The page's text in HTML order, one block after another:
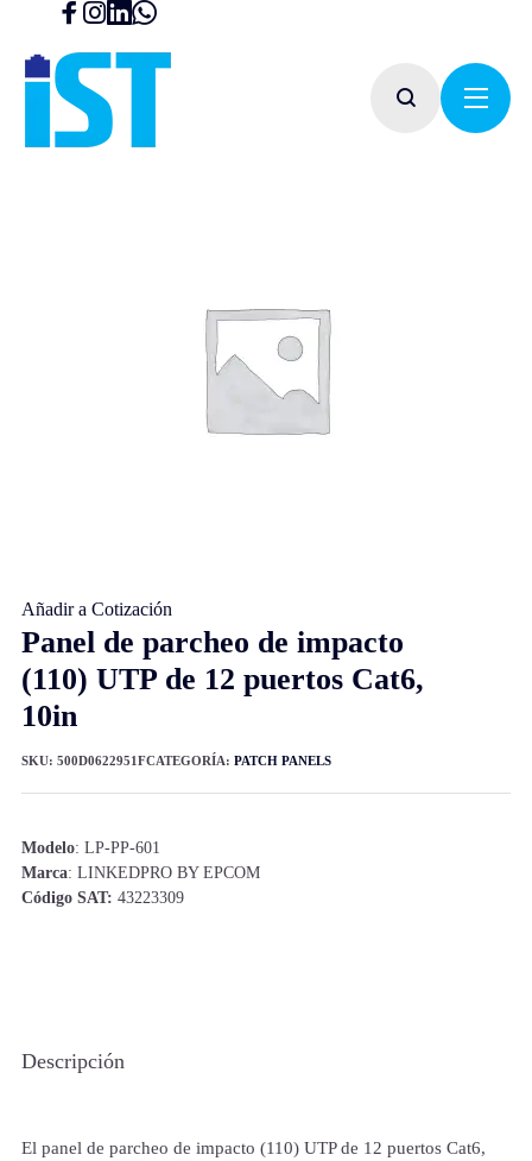
Panel de parcheo de impacto
(110) UTP de 12 puertos Cat6,
10in
Modelo: LP-PP-601
Marca: LINKEDPRO BY EPCOM
Código SAT: 43223309
Añadir a Cotización
SKU: 500D0622951FCATEGORÍA: PATCH PANELS
Descripción
El panel de parcheo de impacto (110) UTP de 12 puertos Cat6,